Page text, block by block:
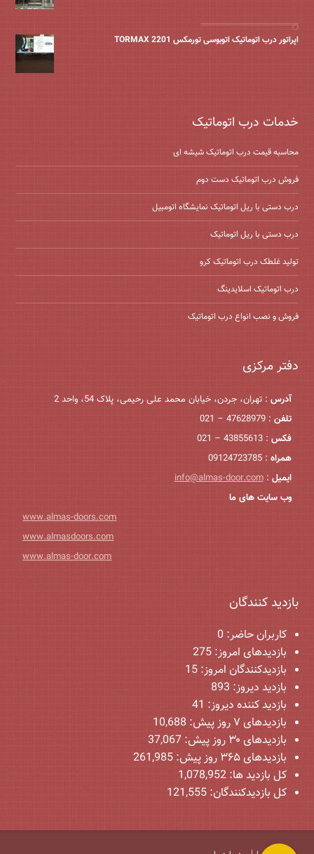
اپراتور درب اتوماتیک اتوبوسی تورمکس 2201 TORMAX
خدمات درب اتوماتیک
محاسبه قیمت درب اتوماتیک شیشه ‌ای
فروش درب اتوماتیک دست دوم
درب دستی با ریل اتوماتیک نمایشگاه اتومبیل
درب دستی با ریل اتوماتیک
تولید غلطک درب اتوماتیک کرو
درب اتوماتیک اسلایدینگ
فروش و نصب انواع درب اتوماتیک
دفتر مرکزی
آدرس : تهران، جردن، خیابان محمد علی رحیمی، پلاک 54، واحد 2
تلفن : 47628979 – 021
فکس : 43855613 – 021
همراه : 09124723785
ایمیل :
info@almas-door.com
وب سایت های ما
www.almas-doors.com
www.almasdoors.com
www.almas-door.com
بازدید کنندگان
کاربران حاضر: 0
بازدیدهای امروز:275
بازدیدکنندگان امروز:15
بازدید دیروز: 893
بازدید کننده دیروز: 41
بازدیدهای ۷ روز پیش:
10,688
بازدیدهای ۳۰ روز پیش:
37,067
بازدیدهای ۳۶۵ روز پیش:
261,985
کل بازدید ها:1,078,952
کل بازدیدکنند‌گان:121,555